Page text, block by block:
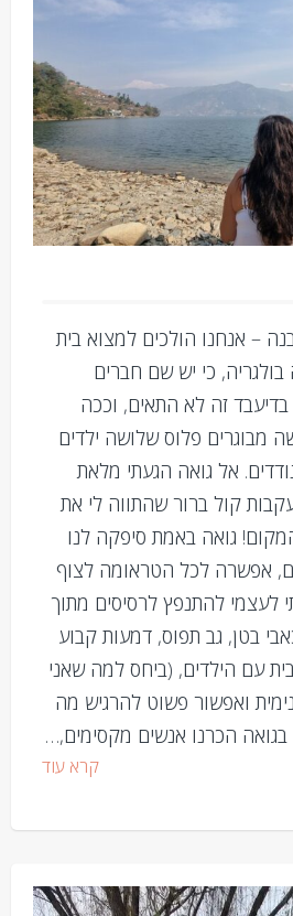
– אנחנו הולכים למצוא בית
כי יש שם חברים
זה לא התאים, וככה
מבוגרים פלוס שלושה ילדים
אל גואה הגעתי מלאת
קול ברור שהתווה לי את
גואה באמת סיפקה לנו
אפשרה לכל הטראומה לצוף
לעצמי להתנפץ לרסיסים מתוך
בטן, גב תפוס, דמעות קבוע
עם הילדים, (ביחס למה שאני
ואפשור פשוט להרגיש מה
הכרנו אנשים מקסימים,…
קרא עוד